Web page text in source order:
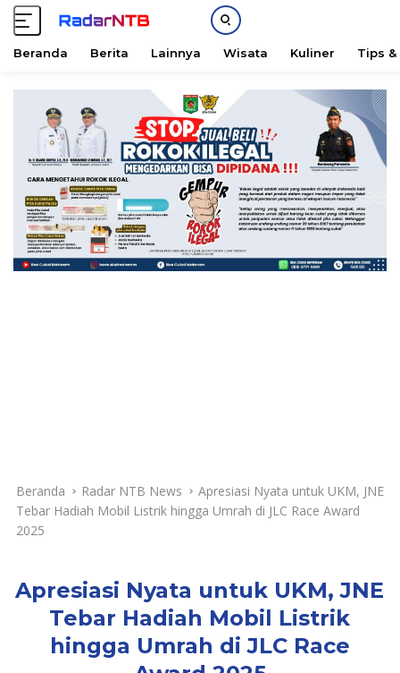
Beranda Berita Lainnya Wisata Kuliner Tips &
Beranda Radar NTB News
Apresiasi Nyata untuk UKM, JNE
Tebar Hadiah Mobil Listrik hingga Umrah di JLC Race Award
2025
Apresiasi Nyata untuk UKM, JNE
Tebar Hadiah Mobil Listrik
hingga Umrah di JLC Race